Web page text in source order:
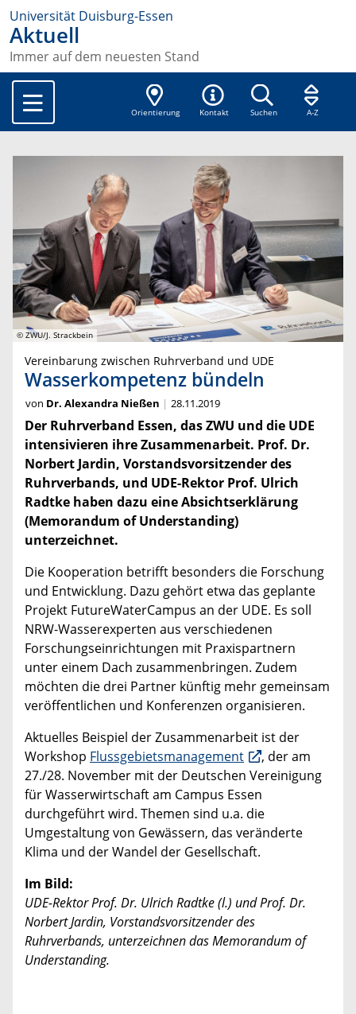
Universität Duisburg-Essen
Aktuell
Immer auf dem neuesten Stand
Orientierung Kontakt Suchen A-Z
© ZWU/J. Strackbein
Vereinbarung zwischen Ruhrverband und UDE
Wasserkompetenz bündeln
von Dr. Alexandra Nießen 28.11.2019
Der Ruhrverband Essen, das ZWU und die UDE
intensivieren ihre Zusammenarbeit. Prof. Dr.
Norbert Jardin, Vorstandsvorsitzender des
Ruhrverbands, und UDE-Rektor Prof. Ulrich
Radtke haben dazu eine Absichtserklärung
(Memorandum of Understanding)
unterzeichnet.
Die Kooperation betrifft besonders die Forschung
und Entwicklung. Dazu gehört etwa das geplante
Projekt FutureWaterCampus an der UDE. Es soll
NRW-Wasserexperten aus verschiedenen
Forschungseinrichtungen mit Praxispartnern
unter einem Dach zusammenbringen. Zudem
möchten die drei Partner künftig mehr gemeinsam
veröffentlichen und Konferenzen organisieren.
Aktuelles Beispiel der Zusammenarbeit ist der
Workshop Flussgebietsmanagement
, der am
27./28. November mit der Deutschen Vereinigung
für Wasserwirtschaft am Campus Essen
durchgeführt wird. Themen sind u.a. die
Umgestaltung von Gewässern, das veränderte
Klima und der Wandel der Gesellschaft.
Im Bild:
UDE-Rektor Prof. Dr. Ulrich Radtke (l.) und Prof. Dr.
Norbert Jardin, Vorstandsvorsitzender des
Ruhrverbands, unterzeichnen das Memorandum of
Understanding.